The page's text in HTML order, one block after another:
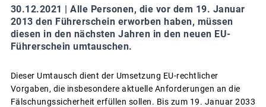
30.12.2021 | Alle Personen, die vor dem 19. Januar
2013 den Führerschein erworben haben, müssen
diesen in den nächsten Jahren in den neuen EU-
Führerschein umtauschen.
Dieser Umtausch dient der Umsetzung EU-rechtlicher
Vorgaben, die insbesondere aktuelle Anforderungen an die
Fälschungssicherheit erfüllen sollen. Bis zum 19. Januar 2033